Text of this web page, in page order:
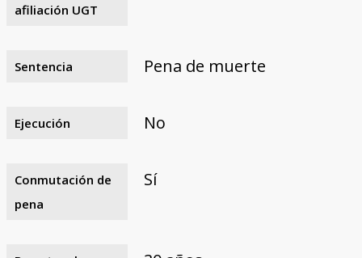
afiliación UGT
Sentencia Pena de muerte
Ejecución No
Conmutación de
pena
Sí